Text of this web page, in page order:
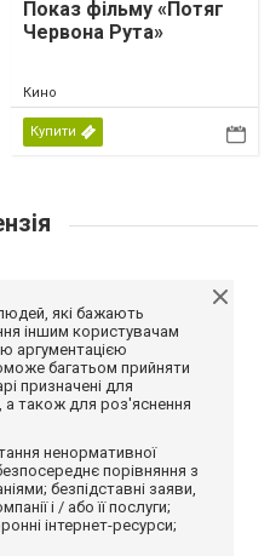
Показ фільму «Потяг
Червона Рута»
Кино
Купити
які бажають
іншим користувачам
аргументацією
багатьом прийняти
призначені для
а також для роз'яснення
ненормативної
порівняння з
безпідставні заяви,
і / або її послуги;
інтернет-ресурси;